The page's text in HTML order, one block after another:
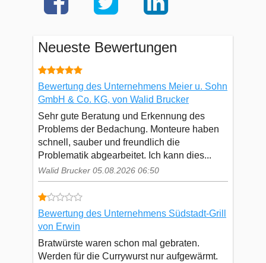
Neueste Bewertungen
Bewertung des Unternehmens Meier u. Sohn
GmbH & Co. KG, von Walid Brucker
Sehr gute Beratung und Erkennung des
Problems der Bedachung. Monteure haben
schnell, sauber und freundlich die
Problematik abgearbeitet. Ich kann dies...
Walid Brucker 05.08.2026 06:50
Bewertung des Unternehmens Südstadt-Grill
von Erwin
Bratwürste waren schon mal gebraten.
Werden für die Currywurst nur aufgewärmt.